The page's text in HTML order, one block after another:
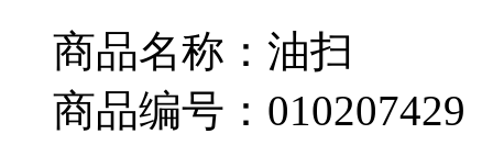
商品名称：油扫
商品编号：010207429